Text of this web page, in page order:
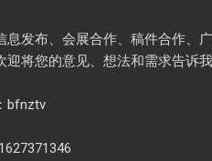
布、会展合作、稿件合作、广
您的意见、想法和需求告诉我
bfnztv